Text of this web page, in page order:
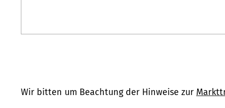
Wir bitten um Beachtung der Hinweise zur